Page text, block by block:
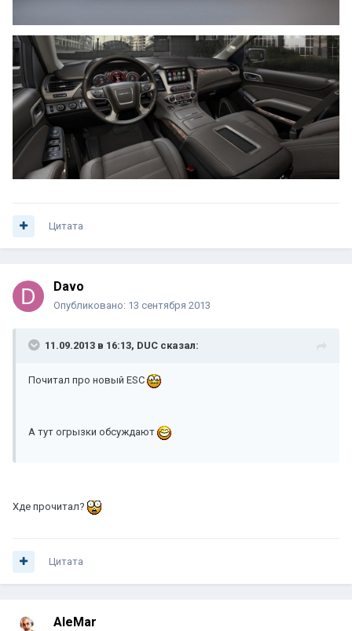
Цитата
Davo
Опубликовано: 13 сентября 2013
11.09.2013 в 16:13, DUC сказал:
Почитал про новый ESC
А тут огрызки обсуждают
Хде прочитал?
Цитата
AleMar